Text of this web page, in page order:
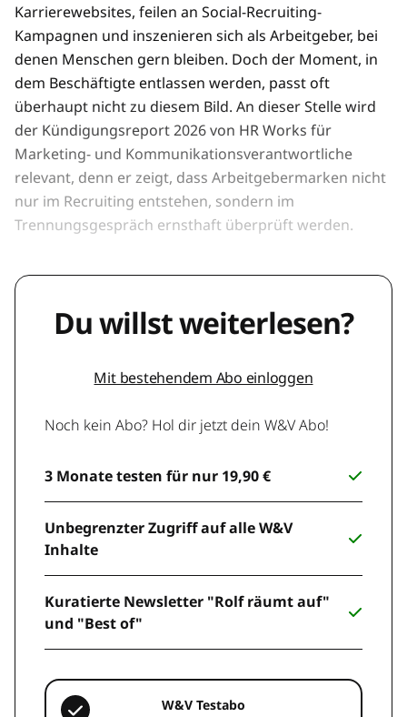
Karrierewebsites, feilen an Social-Recruiting-
Kampagnen und inszenieren sich als Arbeitgeber, bei
denen Menschen gern bleiben. Doch der Moment, in
dem Beschäftigte entlassen werden, passt oft
überhaupt nicht zu diesem Bild. An dieser Stelle wird
der Kündigungsreport 2026 von HR Works für
Marketing- und Kommunikationsverantwortliche
relevant, denn er zeigt, dass Arbeitgebermarken nicht
nur im Recruiting entstehen, sondern im
Trennungsgespräch ernsthaft überprüft werden.
Du willst weiterlesen?
Mit bestehendem Abo einloggen
Noch kein Abo? Hol dir jetzt dein W&V Abo!
3 Monate testen für nur 19,90 €
Unbegrenzter Zugriff auf alle W&V
Inhalte
Kuratierte Newsletter "Rolf räumt auf"
und "Best of"
W&V Testabo